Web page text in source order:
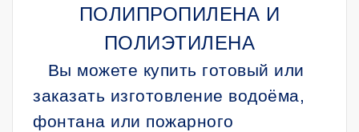
ПОЛИПРОПИЛЕНА И
ПОЛИЭТИЛЕНА
Вы можете купить готовый или
заказать изготовление водоёма,
фонтана или пожарного